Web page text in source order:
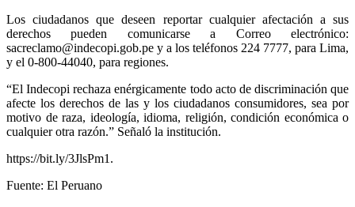
Los ciudadanos que deseen reportar cualquier afectación a sus
derechos pueden comunicarse a Correo electrónico:
sacreclamo@indecopi.gob.pe y a los teléfonos 224 7777, para Lima,
y el 0-800-44040, para regiones.
“El Indecopi rechaza enérgicamente todo acto de discriminación que
afecte los derechos de las y los ciudadanos consumidores, sea por
motivo de raza, ideología, idioma, religión, condición económica o
cualquier otra razón.” Señaló la institución.
https://bit.ly/3JlsPm1.
Fuente: El Peruano